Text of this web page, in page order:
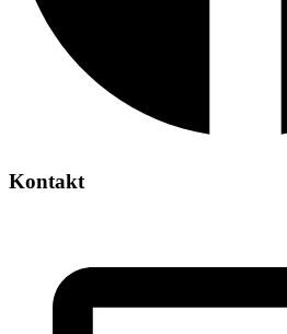
Kontakt